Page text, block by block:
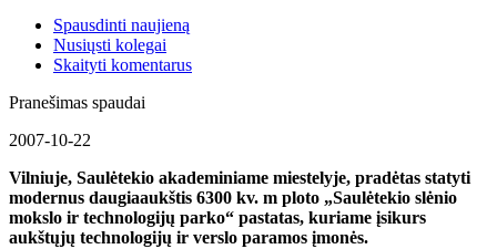
Spausdinti naujieną
Nusiųsti kolegai
Skaityti komentarus
Pranešimas spaudai
2007-10-22
Vilniuje, Saulėtekio akademiniame miestelyje, pradėtas statyti
modernus daugiaaukštis 6300 kv. m ploto „Saulėtekio slėnio
mokslo ir technologijų parko“ pastatas, kuriame įsikurs
aukštųjų technologijų ir verslo paramos įmonės.